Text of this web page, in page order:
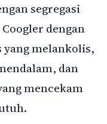
segregasi
dengan
yang melankolis,
dan
mencekam